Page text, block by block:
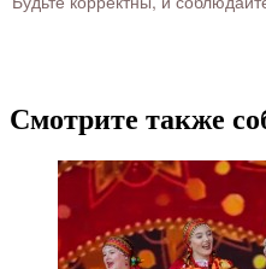
Смотрите также